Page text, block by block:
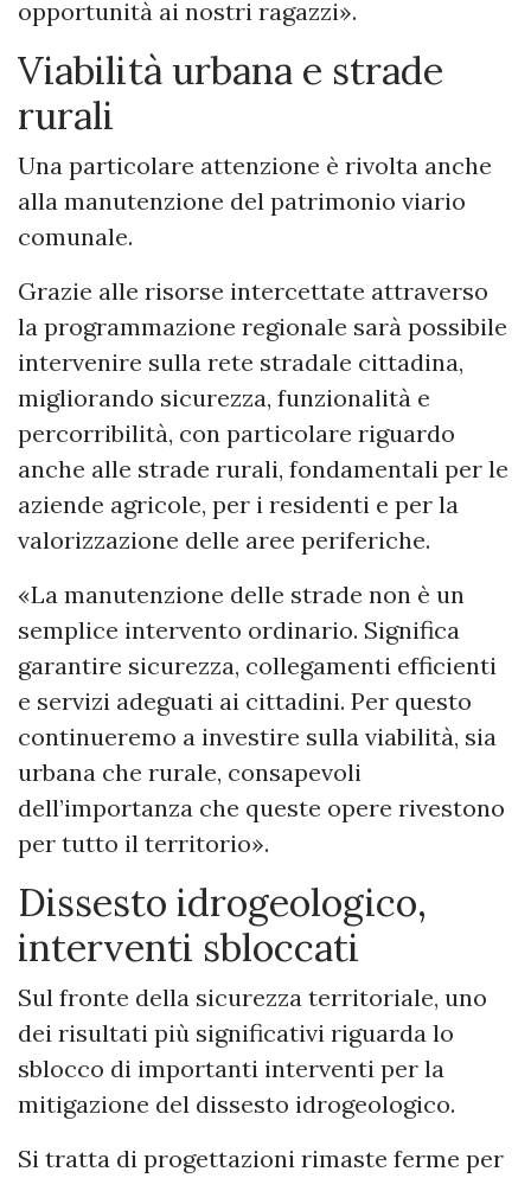
opportunità ai nostri ragazzi».
Viabilità urbana e strade
rurali
Una particolare attenzione è rivolta anche
alla manutenzione del patrimonio viario
comunale.
Grazie alle risorse intercettate attraverso
la programmazione regionale sarà possibile
intervenire sulla rete stradale cittadina,
migliorando sicurezza, funzionalità e
percorribilità, con particolare riguardo
anche alle strade rurali, fondamentali per le
aziende agricole, per i residenti e per la
valorizzazione delle aree periferiche.
«La manutenzione delle strade non è un
semplice intervento ordinario. Significa
garantire sicurezza, collegamenti efficienti
e servizi adeguati ai cittadini. Per questo
continueremo a investire sulla viabilità, sia
urbana che rurale, consapevoli
dell’importanza che queste opere rivestono
per tutto il territorio».
Dissesto idrogeologico,
interventi sbloccati
Sul fronte della sicurezza territoriale, uno
dei risultati più significativi riguarda lo
sblocco di importanti interventi per la
mitigazione del dissesto idrogeologico.
Si tratta di progettazioni rimaste ferme per